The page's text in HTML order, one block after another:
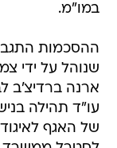
במו"מ.
ההסכמות
שנוהל על ידי
ארנה ברדיצ'ב
עו"ד תהילה
של האגף